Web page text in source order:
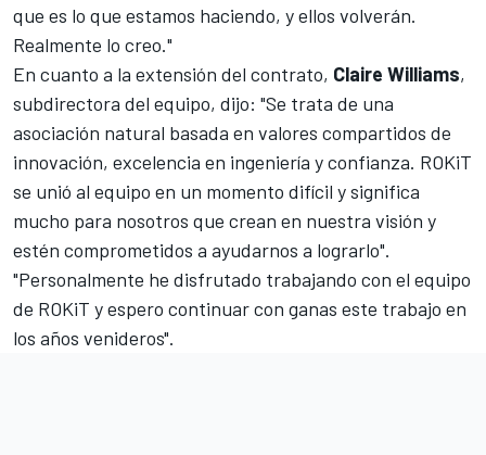
que es lo que estamos haciendo, y ellos volverán.
Realmente lo creo."
En cuanto a la extensión del contrato, Claire Williams,
subdirectora del equipo, dijo: "Se trata de una
asociación natural basada en valores compartidos de
innovación, excelencia en ingeniería y confianza. ROKiT
se unió al equipo en un momento difícil y significa
mucho para nosotros que crean en nuestra visión y
estén comprometidos a ayudarnos a lograrlo".
"Personalmente he disfrutado trabajando con el equipo
de ROKiT y espero continuar con ganas este trabajo en
los años venideros".